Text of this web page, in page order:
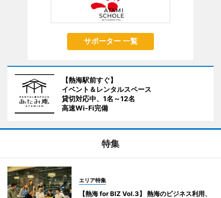
サポーター 一覧
【熱海駅前すぐ】
イベント＆レンタルスペース
貸切対応中、1名～12名
高速Wi-Fi完備
特集
エリア特集
【熱海 for BIZ Vol.3】 熱海のビジネス利用、